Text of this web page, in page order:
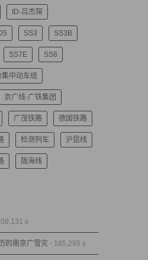
ID-吕杰琛
SS3 SS3B
SS7E SS8
中动车组
京广线-广铁集团
广茂铁路 德国铁路
检测列车 沪昆线
陇海线
s
的南京广雪灾 - 185,295 s